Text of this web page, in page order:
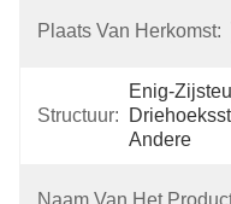
Plaats Van Herkomst:
Structuur:
Enig-
Andere
Naam Van Het